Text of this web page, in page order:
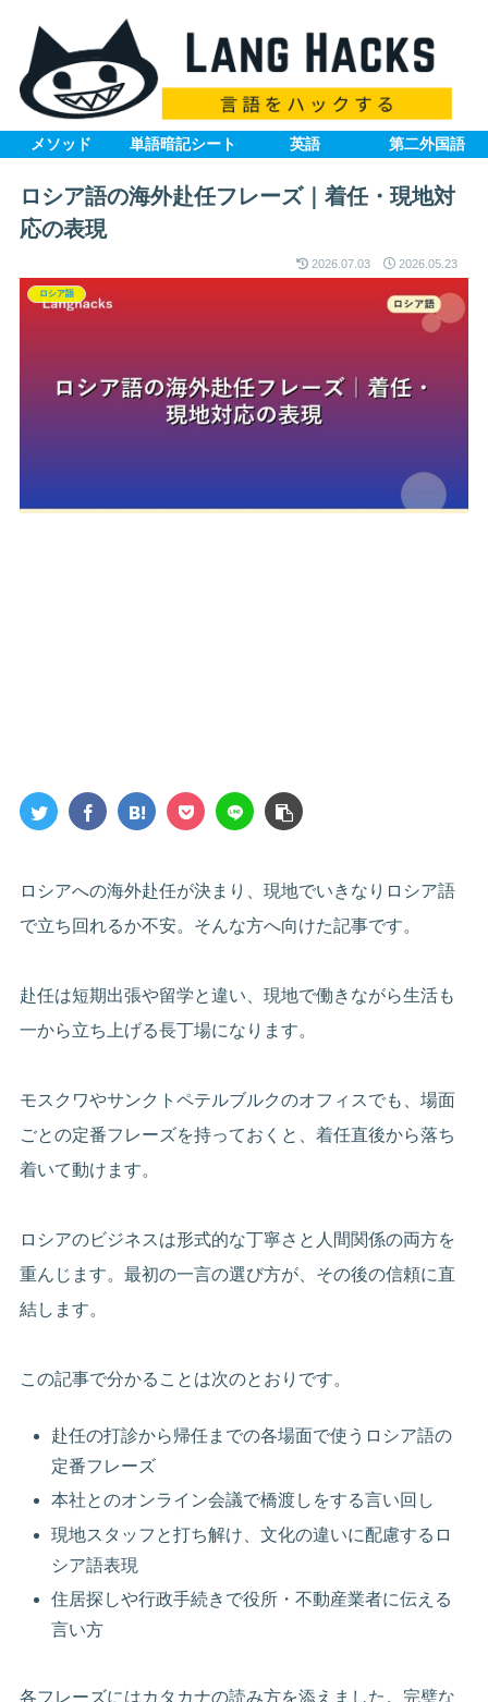
メソッド 単語暗記シート 英語 第二外国語
ロシア語の海外赴任フレーズ｜着任・現地対
応の表現
2026.07.03 2026.05.23
ロシア語
ロシアへの海外赴任が決まり、現地でいきなりロシア語
で立ち回れるか不安。そんな方へ向けた記事です。
赴任は短期出張や留学と違い、現地で働きながら生活も
一から立ち上げる長丁場になります。
モスクワやサンクトペテルブルクのオフィスでも、場面
ごとの定番フレーズを持っておくと、着任直後から落ち
着いて動けます。
ロシアのビジネスは形式的な丁寧さと人間関係の両方を
重んじます。最初の一言の選び方が、その後の信頼に直
結します。
この記事で分かることは次のとおりです。
赴任の打診から帰任までの各場面で使うロシア語の
定番フレーズ
本社とのオンライン会議で橋渡しをする言い回し
現地スタッフと打ち解け、文化の違いに配慮するロ
シア語表現
住居探しや行政手続きで役所・不動産業者に伝える
言い方
各フレーズにはカタカナの読み方を添えました。完璧な